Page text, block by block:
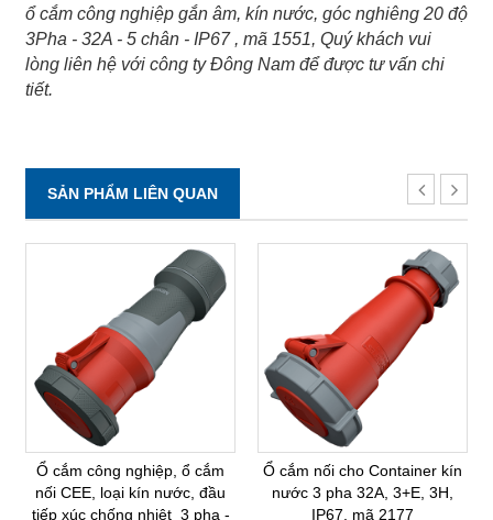
ổ cắm công nghiệp gắn âm, kín nước, góc nghiêng 20 độ
3Pha - 32A - 5 chân - IP67 , mã 1551, Quý khách vui
lòng liên hệ với công ty Đông Nam để được tư vấn chi
tiết.
SẢN PHẨM LIÊN QUAN
Ổ cắm công nghiệp, ổ cắm
nối CEE, loại kín nước, đầu
tiếp xúc chống nhiệt 3 pha -
Ổ cắm nối cho Container kín
nước 3 pha 32A, 3+E, 3H,
IP67, mã 2177